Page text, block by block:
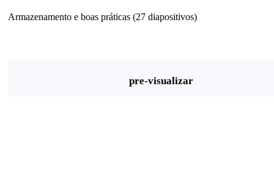
Armazenamento e boas práticas (27 diapositivos)
pre-visualizar